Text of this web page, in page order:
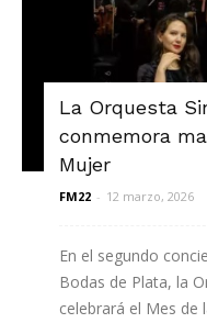
La Orquesta
conmemora
Mujer
FM22 - 12 marzo, 2026
En el segundo
Bodas de Plata, la
celebrará el Mes de